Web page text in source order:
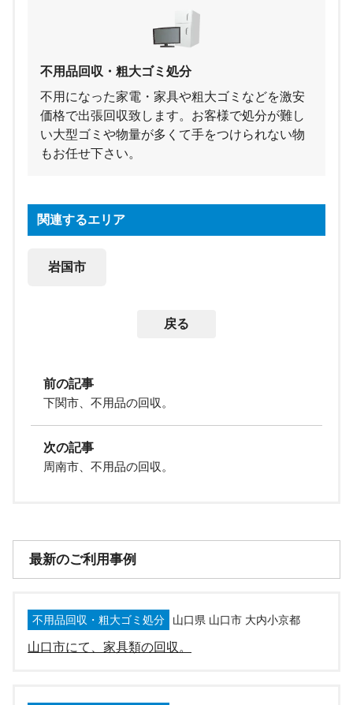
不用品回収・粗大ゴミ処分
不用になった家電・家具や粗大ゴミなどを激安
価格で出張回収致します。お客様で処分が難し
い大型ゴミや物量が多くて手をつけられない物
もお任せ下さい。
関連するエリア
岩国市
戻る
前の記事
下関市、不用品の回収。
次の記事
周南市、不用品の回収。
最新のご利用事例
不用品回収・粗大ゴミ処分 山口県 山口市 大内小京都
山口市にて、家具類の回収。